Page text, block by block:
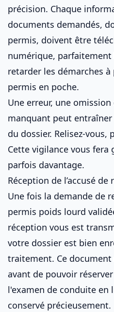
précision. Chaque
documents demandés,
permis, doivent être
numérique,
retarder les démarches
permis en poche.
Une erreur, une
manquant peut
du dossier. Relisez-vous,
Cette vigilance vous fera
parfois davantage.
Réception de l’accusé de
Une fois la demande de
permis poids lourd
réception vous est
votre dossier est bien
traitement. Ce
avant de pouvoir
l'examen de conduite en
conservé précieusement.